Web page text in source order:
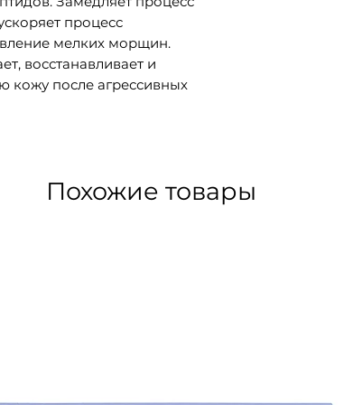
процесс
мелких морщин.
восстанавливает и
кожу после агрессивных
Похожие товары